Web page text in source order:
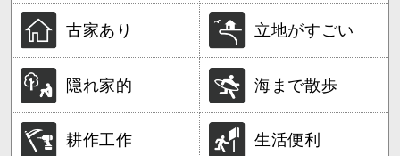
古家あり 立地がすごい
隠れ家的 海まで散歩
耕作工作 生活便利